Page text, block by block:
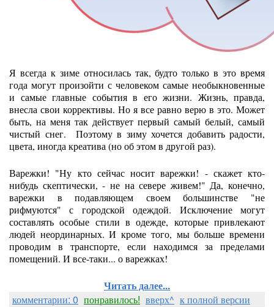
Я всегда к зиме относилась так, будто только в это время
года могут произойти с человеком самые необыкновенные
и самые главные события в его жизни. Жизнь, правда,
внесла свои коррективы. Но я все равно верю в это. Может
быть, на меня так действует первый самый белый, самый
чистый снег. Поэтому в зиму хочется добавить радости,
цвета, иногда креатива (но об этом в другой раз).
Варежки! "Ну кто сейчас носит варежки! - скажет кто-
нибудь скептически, - не на севере живем!" Да, конечно,
варежки в подавляющем своем большинстве "не
рифмуются" с городской одеждой. Исключение могут
составлять особые стили в одежде, которые привлекают
людей неординарных. И кроме того, мы больше времени
проводим в транспорте, если находимся за пределами
помещений. И все-таки... о варежках!
Читать далее...
комментарии: 0 понравилось! вверх^ к полной версии